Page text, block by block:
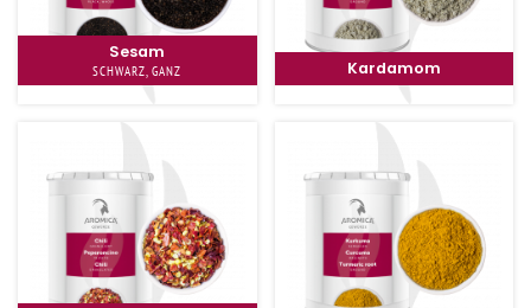
Sesam
SCHWARZ, GANZ Kardamom